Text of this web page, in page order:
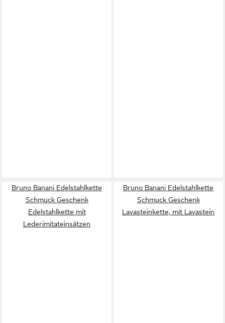
Bruno Banani Edelstahlkette
Schmuck Geschenk
Edelstahlkette mit
Lederimitateinsätzen
Bruno Banani Edelstahlkette
Schmuck Geschenk
Lavasteinkette, mit Lavastein